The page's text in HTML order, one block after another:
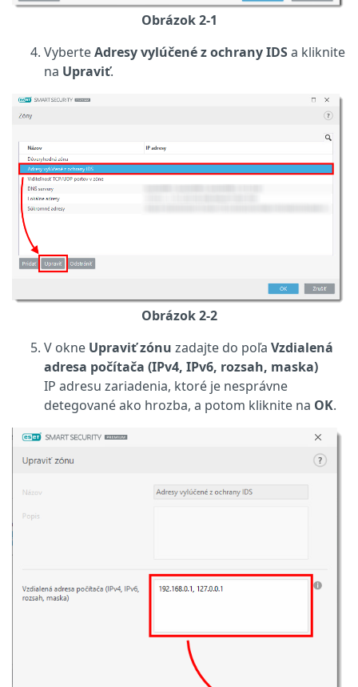
Obrázok 2-1
VyberteAdresy vylúčené z ochrany IDSa kliknite
na Upraviť.
Obrázok 2-2
V okne Upraviť zónu zadajte do poľa Vzdialená
adresa počítača (IPv4, IPv6, rozsah, maska)
IP adresu zariadenia, ktoré je nesprávne
detegované ako hrozba, a potom kliknite na OK.